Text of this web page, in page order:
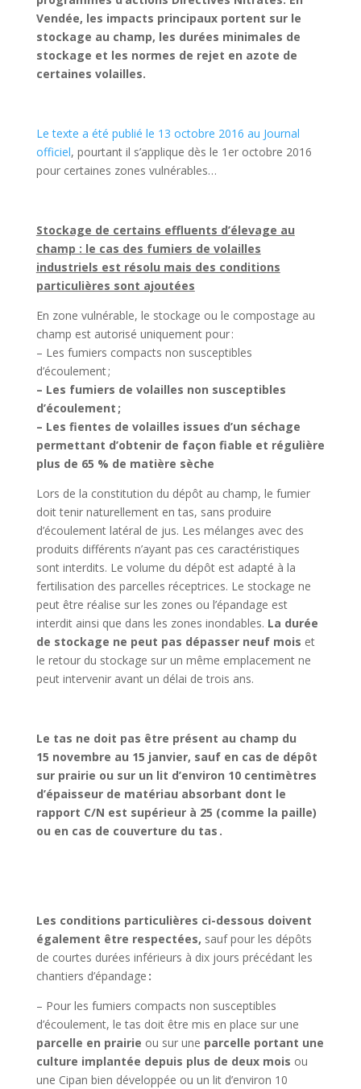
Vendée, les impacts principaux portent sur le
stockage au champ, les durées minimales de
stockage et les normes de rejet en azote de
certaines volailles.
Le texte a été publié le 13 octobre 2016 au Journal
officiel, pourtant il s’applique dès le 1er octobre 2016
pour certaines zones vulnérables…
Stockage de certains effluents d’élevage au
champ : le cas des fumiers de volailles
industriels est résolu mais des conditions
particulières sont ajoutées
En zone vulnérable, le stockage ou le compostage au
champ est autorisé uniquement pour :
– Les fumiers compacts non susceptibles
d’écoulement ;
– Les fumiers de volailles non susceptibles
d’écoulement ;
– Les fientes de volailles issues d’un séchage
permettant d’obtenir de façon fiable et régulière
plus de 65 % de matière sèche
Lors de la constitution du dépôt au champ, le fumier
doit tenir naturellement en tas, sans produire
d’écoulement latéral de jus. Les mélanges avec des
produits différents n’ayant pas ces caractéristiques
sont interdits. Le volume du dépôt est adapté à la
fertilisation des parcelles réceptrices. Le stockage ne
peut être réalise sur les zones ou l’épandage est
interdit ainsi que dans les zones inondables. La durée
de stockage ne peut pas dépasser neuf mois et
le retour du stockage sur un même emplacement ne
peut intervenir avant un délai de trois ans.
Le tas ne doit pas être présent au champ du
15 novembre au 15 janvier, sauf en cas de dépôt
sur prairie ou sur un lit d’environ 10 centimètres
d’épaisseur de matériau absorbant dont le
rapport C/N est supérieur à 25 (comme la paille)
ou en cas de couverture du tas .
Les conditions particulières ci-dessous doivent
également être respectées, sauf pour les dépôts
de courtes durées inférieurs à dix jours précédant les
chantiers d’épandage :
– Pour les fumiers compacts non susceptibles
d’écoulement, le tas doit être mis en place sur une
parcelle en prairie ou sur une parcelle portant une
culture implantée depuis plus de deux mois ou
une Cipan bien développée ou un lit d’environ 10